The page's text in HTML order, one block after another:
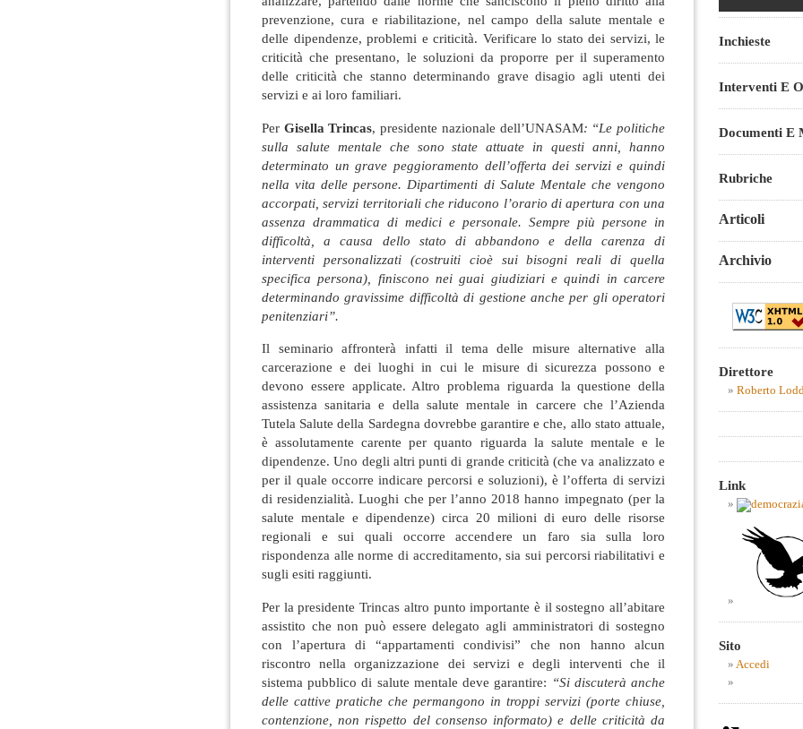
prevenzione, cura e riabilitazione, nel campo della salute mentale e
delle dipendenze, problemi e criticità. Verificare lo stato dei servizi, le
criticità che presentano, le soluzioni da proporre per il superamento
delle criticità che stanno determinando grave disagio agli utenti dei
servizi e ai loro familiari.
Per Gisella Trincas, presidente nazionale dell’UNASAM: “Le politiche
sulla salute mentale che sono state attuate in questi anni, hanno
determinato un grave peggioramento dell’offerta dei servizi e quindi
nella vita delle persone. Dipartimenti di Salute Mentale che vengono
accorpati, servizi territoriali che riducono l’orario di apertura con una
assenza drammatica di medici e personale. Sempre più persone in
difficoltà, a causa dello stato di abbandono e della carenza di
interventi personalizzati (costruiti cioè sui bisogni reali di quella
specifica persona), finiscono nei guai giudiziari e quindi in carcere
determinando gravissime difficoltà di gestione anche per gli operatori
penitenziari”.
Il seminario affronterà infatti il tema delle misure alternative alla
carcerazione e dei luoghi in cui le misure di sicurezza possono e
devono essere applicate. Altro problema riguarda la questione della
assistenza sanitaria e della salute mentale in carcere che l’Azienda
Tutela Salute della Sardegna dovrebbe garantire e che, allo stato attuale,
è assolutamente carente per quanto riguarda la salute mentale e le
dipendenze. Uno degli altri punti di grande criticità (che va analizzato e
per il quale occorre indicare percorsi e soluzioni), è l’offerta di servizi
di residenzialità. Luoghi che per l’anno 2018 hanno impegnato (per la
salute mentale e dipendenze) circa 20 milioni di euro delle risorse
regionali e sui quali occorre accendere un faro sia sulla loro
rispondenza alle norme di accreditamento, sia sui percorsi riabilitativi e
sugli esiti raggiunti.
Per la presidente Trincas altro punto importante è il sostegno all’abitare
assistito che non può essere delegato agli amministratori di sostegno
con l’apertura di “appartamenti condivisi” che non hanno alcun
riscontro nella organizzazione dei servizi e degli interventi che il
sistema pubblico di salute mentale deve garantire: “Si discuterà anche
delle cattive pratiche che permangono in troppi servizi (porte chiuse,
contenzione, non rispetto del consenso informato) e delle criticità da
Inchieste
Interventi E
Documenti E
Rubriche
Articoli
Archivio
Direttore
Roberto
Link
Sito
Accedi